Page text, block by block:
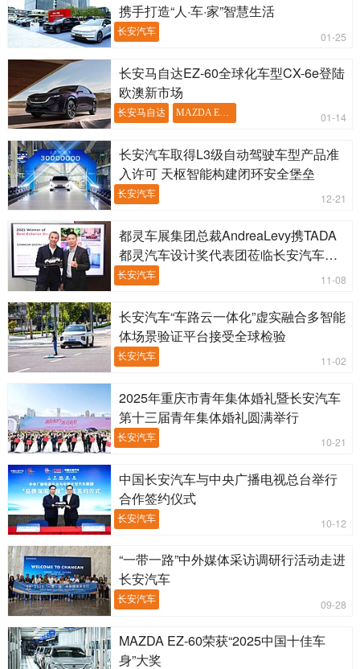
长安汽车
携手打造“人·车·家”智慧生活
01-25
长安马自达 MAZDA EZ-60
长安马自达EZ-60全球化车型CX-6e登陆
欧澳新市场
01-14
长安汽车
长安汽车取得L3级自动驾驶车型产品准
入许可 天枢智能构建闭环安全堡垒
12-21
长安汽车
都灵车展集团总裁AndreaLevy携TADA
都灵汽车设计奖代表团莅临长安汽车参
访交流
11-08
长安汽车
长安汽车“车路云一体化”虚实融合多智能
体场景验证平台接受全球检验
11-02
长安汽车
2025年重庆市青年集体婚礼暨长安汽车
第十三届青年集体婚礼圆满举行
10-21
长安汽车
中国长安汽车与中央广播电视总台举行
合作签约仪式
10-12
长安汽车
“一带一路”中外媒体采访调研行活动走进
长安汽车
09-28
MAZDA EZ-60荣获“2025中国十佳车
身”大奖